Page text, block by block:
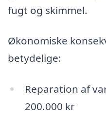
fugt og skimmel.
Økonomiske
betydelige:
Reparation af
200.000 kr